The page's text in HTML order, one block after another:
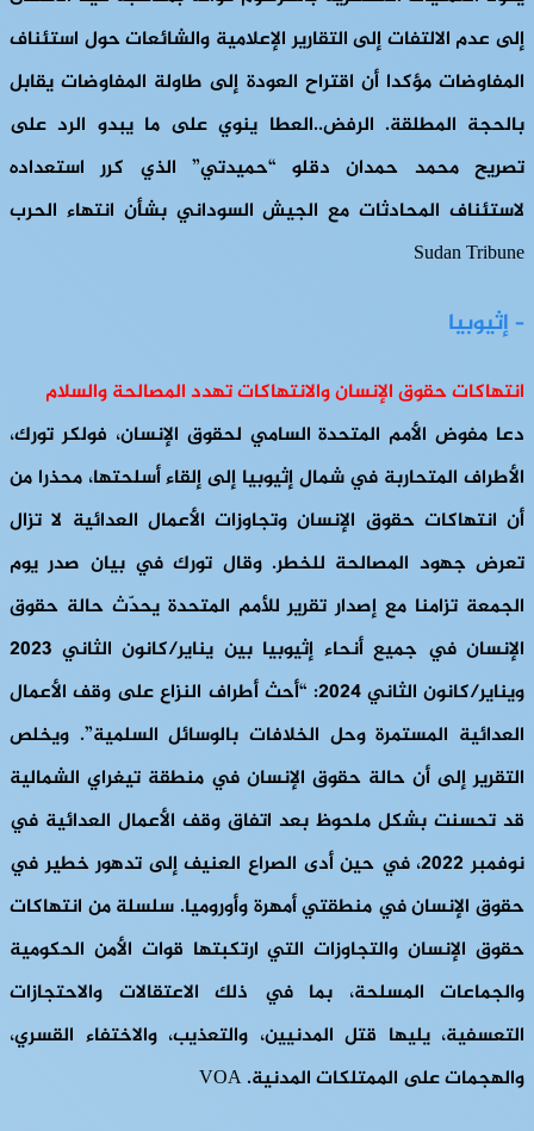
إلى عدم الالتفات إلى التقارير الإعلامية والشائعات حول استئناف
المفاوضات مؤكدا أن اقتراح العودة إلى طاولة المفاوضات يقابل
بالحجة المطلقة. الرفض..العطا ينوي على ما يبدو الرد على
تصريح محمد حمدان دقلو “حميدتي” الذي كرر استعداده
لاستئناف المحادثات مع الجيش السوداني بشأن انتهاء الحرب
Sudan Tribune
– إثيوبيا
انتهاكات حقوق الإنسان والانتهاكات تهدد المصالحة والسلام
دعا مفوض الأمم المتحدة السامي لحقوق الإنسان، فولكر تورك،
الأطراف المتحاربة في شمال إثيوبيا إلى إلقاء أسلحتها، محذرا من
أن انتهاكات حقوق الإنسان وتجاوزات الأعمال العدائية لا تزال
تعرض جهود المصالحة للخطر. وقال تورك في بيان صدر يوم
الجمعة تزامنا مع إصدار تقرير للأمم المتحدة يحدّث حالة حقوق
الإنسان في جميع أنحاء إثيوبيا بين يناير/كانون الثاني 2023
ويناير/كانون الثاني 2024: “أحث أطراف النزاع على وقف الأعمال
العدائية المستمرة وحل الخلافات بالوسائل السلمية”. ويخلص
التقرير إلى أن حالة حقوق الإنسان في منطقة تيغراي الشمالية
قد تحسنت بشكل ملحوظ بعد اتفاق وقف الأعمال العدائية في
نوفمبر 2022، في حين أدى الصراع العنيف إلى تدهور خطير في
حقوق الإنسان في منطقتي أمهرة وأوروميا. سلسلة من انتهاكات
حقوق الإنسان والتجاوزات التي ارتكبتها قوات الأمن الحكومية
والجماعات المسلحة، بما في ذلك الاعتقالات والاحتجازات
التعسفية، يليها قتل المدنيين، والتعذيب، والاختفاء القسري،
والهجمات على الممتلكات المدنية. VOA